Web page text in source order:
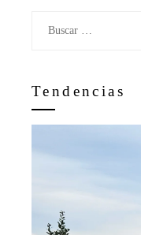
Tendencias